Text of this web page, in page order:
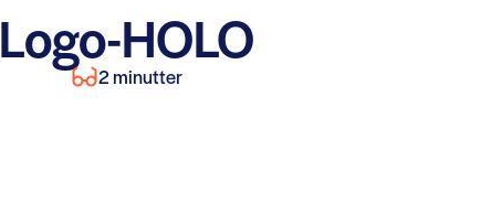
Logo-HOLO
2 minutter